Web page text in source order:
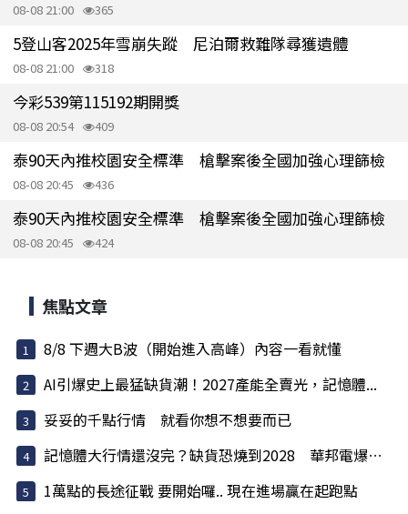
08-08 21:00 365
5登山客2025年雪崩失蹤 尼泊爾救難隊尋獲遺體
08-08 21:00 318
今彩539第115192期開獎
08-08 20:54 409
泰90天內推校園安全標準 槍擊案後全國加強心理篩檢
08-08 20:45 436
泰90天內推校園安全標準 槍擊案後全國加強心理篩檢
08-08 20:45 424
焦點文章
8/8 下週大B波（開始進入高峰）內容一看就懂
AI引爆史上最猛缺貨潮！2027產能全賣光，記憶體...
妥妥的千點行情 就看你想不想要而已
記憶體大行情還沒完？缺貨恐燒到2028 華邦電爆量...
1萬點的長途征戰 要開始囉.. 現在進場贏在起跑點